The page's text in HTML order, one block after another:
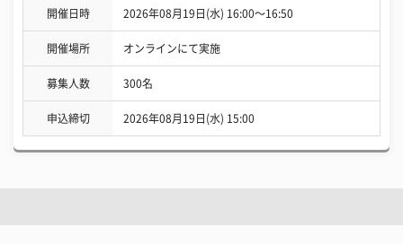
開催日時 2026年08月19日(水) 16:00〜16:50
開催場所 オンラインにて実施
募集人数 300名
申込締切 2026年08月19日(水) 15:00